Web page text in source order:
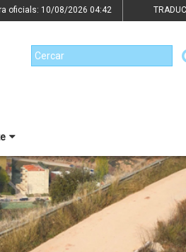
oficials: 10/08/2026 04:42